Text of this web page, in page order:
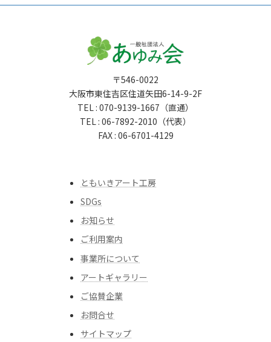
〒546-0022
大阪市東住吉区住道矢田6-14-9-2F
TEL : 070-9139-1667（直通）
TEL : 06-7892-2010（代表）
FAX : 06-6701-4129
ともいきアート工房
SDGs
お知らせ
ご利用案内
事業所について
アートギャラリー
ご協賛企業
お問合せ
サイトマップ